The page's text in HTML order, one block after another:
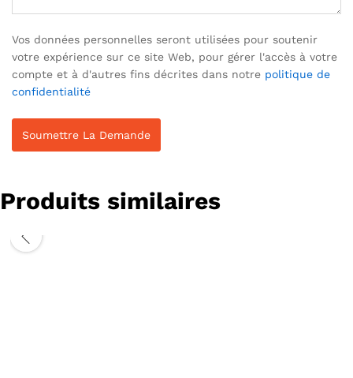
Vos données personnelles seront utilisées pour soutenir
votre expérience sur ce site Web, pour gérer l'accès à votre
compte et à d'autres fins décrites dans notre politique de
confidentialité
Produits similaires